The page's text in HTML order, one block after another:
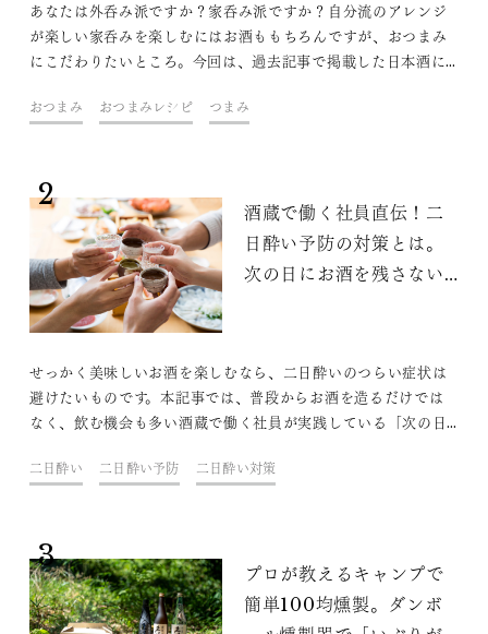
あなたは外呑み派ですか？家呑み派ですか？自分流のアレンジ
が楽しい家呑みを楽しむにはお酒ももちろんですが、おつまみ
にこだわりたいところ。今回は、過去記事で掲載した日本酒に
のおつまみと一緒に家呑み時間をより楽しみましょう。外呑み
おつまみ おつまみレシピ つまみ
2
酒蔵で働く社員直伝！二
日酔い予防の対策とは。
次の日にお酒を残さない
せっかく美味しいお酒を楽しむなら、二日酔いのつらい症状は
避けたいものです。本記事では、普段からお酒を造るだけでは
なく、飲む機会も多い酒蔵で働く社員が実践している「次の日
二日酔い 二日酔い予防 二日酔い対策
3
プロが教えるキャンプで
簡単100均燻製。ダンボ